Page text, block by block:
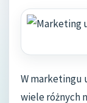
W marketingu
wiele różnych